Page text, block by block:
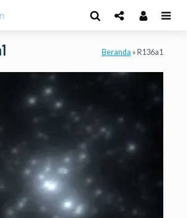
Beranda » R136a1